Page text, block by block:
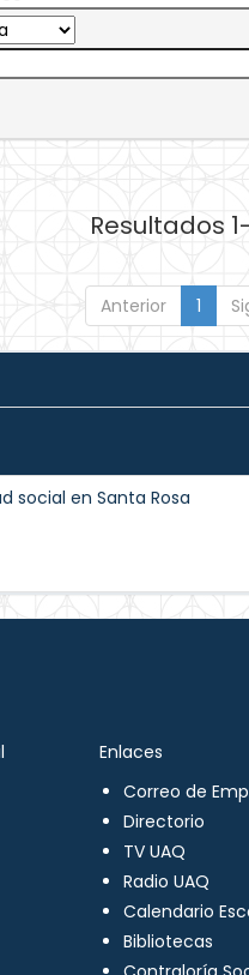
Resultados
Anterior 1
social en Santa Rosa
Enlaces
Correo de
Directorio
TV UAQ
Radio UAQ
Calendario
Bibliotecas